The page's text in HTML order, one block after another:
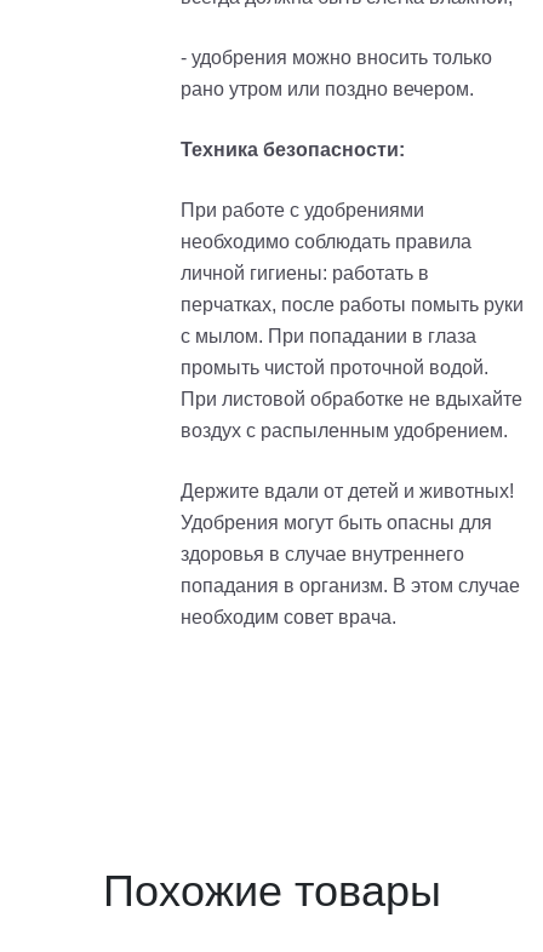
- удобрения можно вносить только
рано утром или поздно вечером.
Техника безопасности:
При работе с удобрениями
необходимо соблюдать правила
личной гигиены: работать в
перчатках, после работы помыть руки
с мылом. При попадании в глаза
промыть чистой проточной водой.
При листовой обработке не вдыхайте
воздух с распыленным удобрением.
Держите вдали от детей и животных!
Удобрения могут быть опасны для
здоровья в случае внутреннего
попадания в организм. В этом случае
необходим совет врача.
Похожие товары